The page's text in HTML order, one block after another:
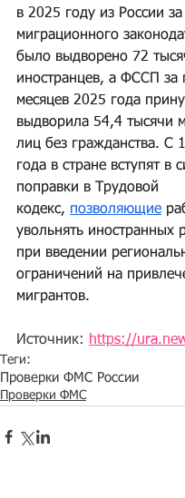
в 2025 году из России
миграционного
было выдворено 72
иностранцев, а ФССП за
месяцев 2025 года
выдворила 54,4 тысячи
лиц без гражданства. С
года в стране вступят в
поправки в Трудовой
кодекс, позволяющие
увольнять иностранных
при введении
ограничений на
мигрантов.
Источник: https://
Теги:
Проверки ФМС России
Проверки ФМС